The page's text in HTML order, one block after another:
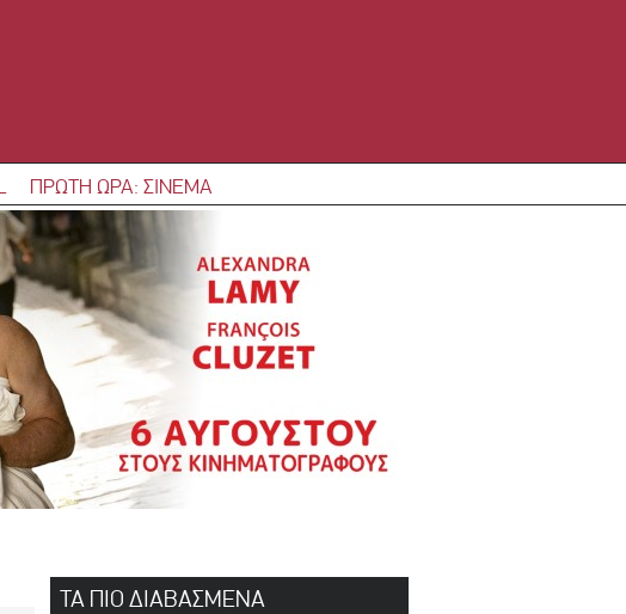
ΠΡΩΤΗ ΩΡΑ: ΣΙΝΕΜΑ
ΤΑ ΠΙΟ ΔΙΑΒΑΣΜΕΝΑ